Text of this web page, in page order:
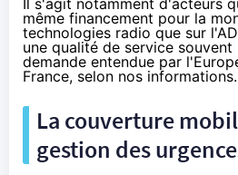
Il s'agit notamment d'acteurs
même financement pour la
technologies radio que sur
une qualité de service souvent
demande entendue par
France, selon nos informations.
La couverture
gestion des